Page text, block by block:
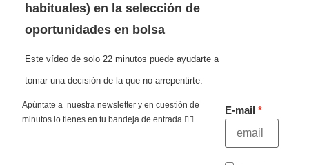
habituales) en la selección de
oportunidades en bolsa
Este vídeo de solo 22 minutos puede ayudarte a
tomar una decisión de la que no arrepentirte.
Apúntate a nuestra newsletter y en cuestión de
minutos lo tienes en tu bandeja de entrada 👇🏻
E-mail